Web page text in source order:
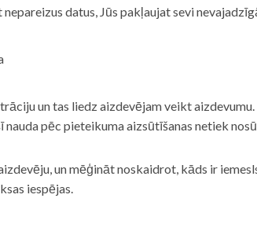
datus, Jūs pakļaujat sevi
un tas liedz aizdevējam veikt
pēc pieteikuma aizsūtīšanas netiek
un mēģināt noskaidrot, kāds ir
iespējas.